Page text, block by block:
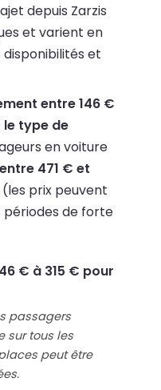
depuis Zarzis
et varient en
et
entre 146 €
le type de
en voiture
entre 471 € et
(les prix peuvent
périodes de forte
€ à 315 € pour
passagers
sur tous les
peut être